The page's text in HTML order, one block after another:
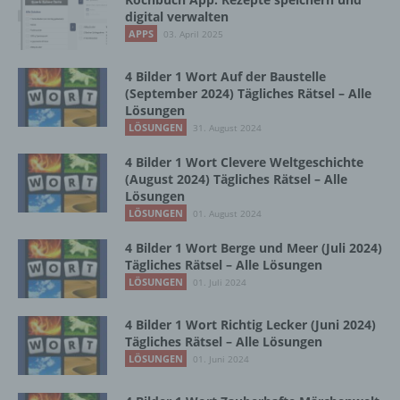
digital verwalten
APPS 03. April 2025
4 Bilder 1 Wort Auf der Baustelle
(September 2024) Tägliches Rätsel – Alle
Lösungen
LÖSUNGEN 31. August 2024
4 Bilder 1 Wort Clevere Weltgeschichte
(August 2024) Tägliches Rätsel – Alle
Lösungen
LÖSUNGEN 01. August 2024
4 Bilder 1 Wort Berge und Meer (Juli 2024)
Tägliches Rätsel – Alle Lösungen
LÖSUNGEN 01. Juli 2024
4 Bilder 1 Wort Richtig Lecker (Juni 2024)
Tägliches Rätsel – Alle Lösungen
LÖSUNGEN 01. Juni 2024
Vorgang oder jede solche Vorgangsreihe im
Zusammenhang mit personenbezogenen
Daten wie das Erheben, das Erfassen, die
die Anpassung oder Veränderung, das
Auslesen, das Abfragen, die Verwendung,
die Offenlegung durch Übermittlung,
Verbreitung oder eine andere Form der
Bereitstellung, den Abgleich oder die
Verknüpfung, die Einschränkung, das
Löschen oder die Vernichtung.
d) Einschränkung der Verarbeitung
Einschränkung der Verarbeitung ist die
personenbezogener Daten mit dem Ziel, ihre
künftige Verarbeitung einzuschränken.